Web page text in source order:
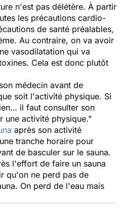
n'est pas délétère. À partir
les précautions cardio-
de santé préalables,
Au contraire, on va avoir
vasodilatation qui va
Cela est donc plutôt
médecin avant de
soit l'activité physique. Si
il faut consulter son
une activité physique."
après son activité
tranche horaire pour
de basculer sur le sauna.
l'effort de faire un sauna
qu'on ne perd pas de
On perd de l'eau mais